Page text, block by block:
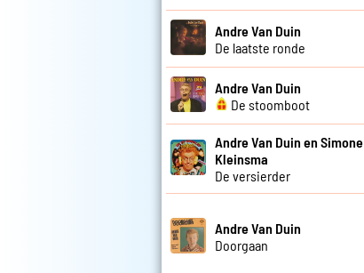
Andre Van Duin
De laatste ronde
Andre Van Duin
De stoomboot
Andre Van Duin en Simone
Kleinsma
De versierder
Andre Van Duin
Doorgaan